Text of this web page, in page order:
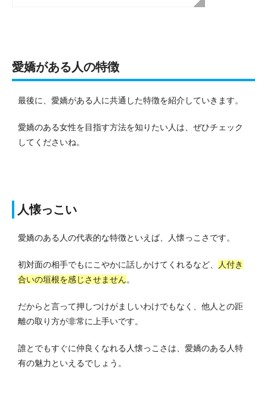
愛嬌がある人の特徴
最後に、愛嬌がある人に共通した特徴を紹介していきます。
愛嬌のある女性を目指す方法を知りたい人は、ぜひチェック
してくださいね。
人懐っこい
愛嬌のある人の代表的な特徴といえば、人懐っこさです。
初対面の相手でもにこやかに話しかけてくれるなど、
人付き
合いの垣根を感じさせません。
だからと言って押しつけがましいわけでもなく、他人との距
離の取り方が非常に上手いです。
誰とでもすぐに仲良くなれる人懐っこさは、愛嬌のある人特
有の魅力といえるでしょう。